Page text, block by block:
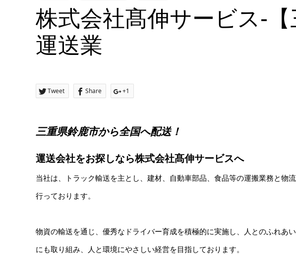
株式会社髙伸サービス-【
運送業
Tweet Share +1
三重県鈴鹿市から全国へ配送！
運送会社をお探しなら株式会社髙伸サービスへ
当社は、トラック輸送を主とし、建材、自動車部品、食品等の運搬業務と物
行っております。
物資の輸送を通じ、優秀なドライバー育成を積極的に実施し、人とのふれあ
にも取り組み、人と環境にやさしい経営を目指しております。